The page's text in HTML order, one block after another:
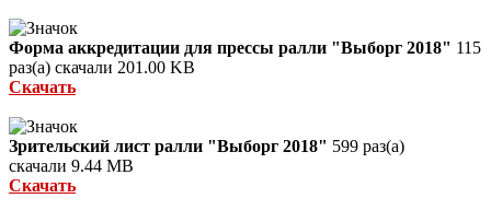
Форма аккредитации для прессы ралли "Выборг 2018" 115
раз(а) скачали 201.00 KB
Скачать
Зрительский лист ралли "Выборг 2018" 599 раз(а)
скачали 9.44 MB
Скачать